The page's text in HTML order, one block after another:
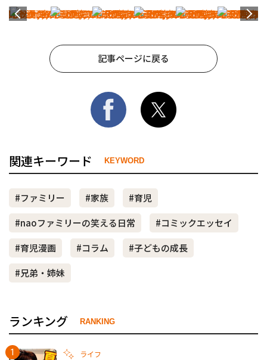
記事ページに戻る
関連キーワード KEYWORD
#ファミリー #家族
#育児
#naoファミリーの笑える日常
#コミックエッセイ
#育児漫画
#コラム
#子どもの成長
#兄弟・姉妹
ランキング RANKING
ライフ